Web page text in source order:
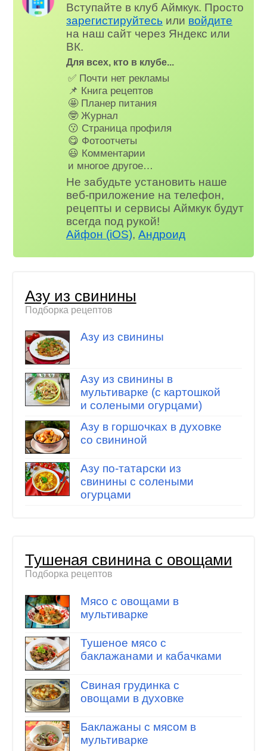
Вступайте в клуб Аймкук. Просто
зарегистируйтесь или войдите
на наш сайт через Яндекс или
ВК.
Для всех, кто в клубе...
✅ Почти нет рекламы
📌 Книга рецептов
🤩 Планер питания
🤓 Журнал
😗 Страница профиля
😋 Фотоотчеты
😃 Комментарии
и многое другое…
Не забудьте установить наше
веб-приложение на телефон,
рецепты и сервисы Аймкук будут
всегда под рукой!
Айфон (iOS),Андроид
Азу из свинины
Подборка рецептов
Азу из свинины
Азу из свинины в
мультиварке (с картошкой
и солеными огурцами)
Азу в горшочках в духовке
со свининой
Азу по-татарски из
свинины с солеными
огурцами
Тушеная свинина с овощами
Подборка рецептов
Мясо с овощами в
мультиварке
Тушеное мясо с
баклажанами и кабачками
Свиная грудинка с
овощами в духовке
Баклажаны с мясом в
мультиварке